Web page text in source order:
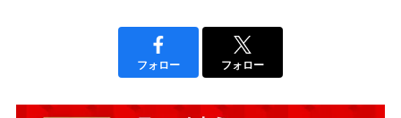
フォロー フォロー